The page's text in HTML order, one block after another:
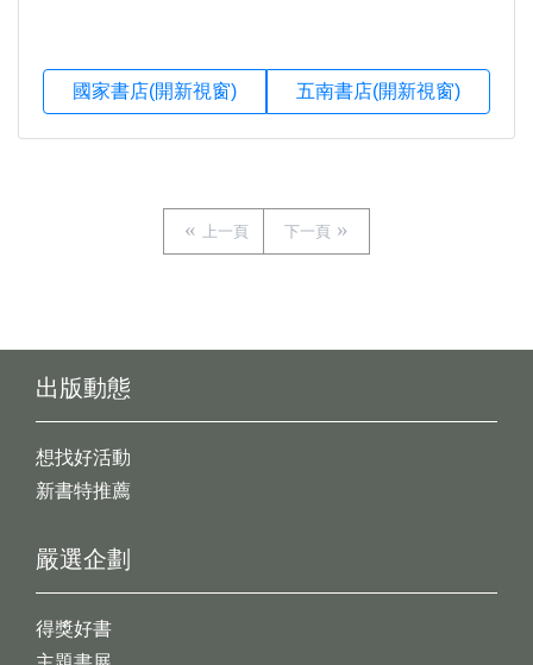
國家書店(開新視窗) 五南書店(開新視窗)
上一頁 下一頁
出版動態
想找好活動
新書特推薦
嚴選企劃
得獎好書